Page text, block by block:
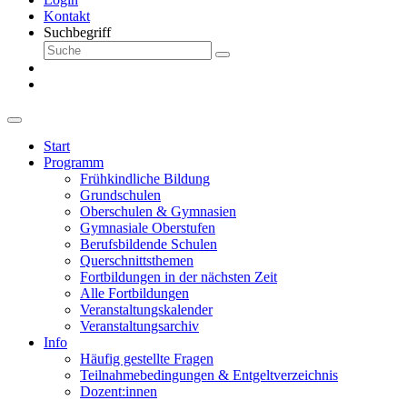
Kontakt
Suchbegriff
Start
Programm
Frühkindliche Bildung
Grundschulen
Oberschulen & Gymnasien
Gymnasiale Oberstufen
Berufsbildende Schulen
Querschnittsthemen
Fortbildungen in der nächsten Zeit
Alle Fortbildungen
Veranstaltungskalender
Veranstaltungsarchiv
Info
Häufig gestellte Fragen
Teilnahmebedingungen & Entgeltverzeichnis
Dozent:innen